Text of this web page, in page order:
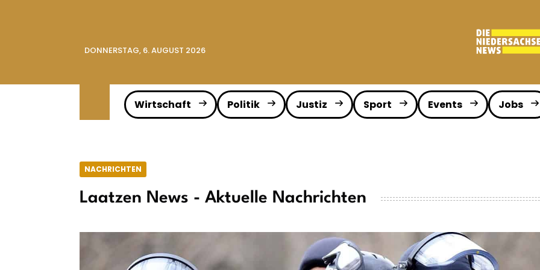
DONNERSTAG, 6. AUGUST 2026
Wirtschaft Politik Justiz Sport Events Jobs
NACHRICHTEN
Laatzen News - Aktuelle Nachrichten